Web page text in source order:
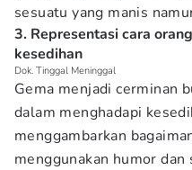
sesuatu yang manis
3. Representasi cara
kesedihan
Dok. Tinggal Meninggal
Gema menjadi cerminan
dalam menghadapi
menggambarkan
menggunakan humor